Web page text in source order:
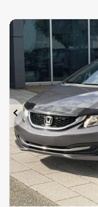
Previous